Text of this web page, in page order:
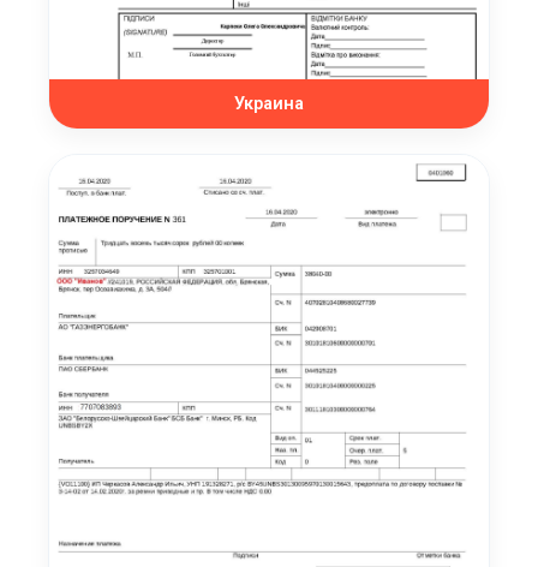
Украина